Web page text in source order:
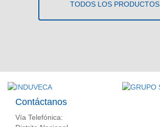
TODOS LOS PRODUCTOS
Contáctanos
Vía Telefónica: